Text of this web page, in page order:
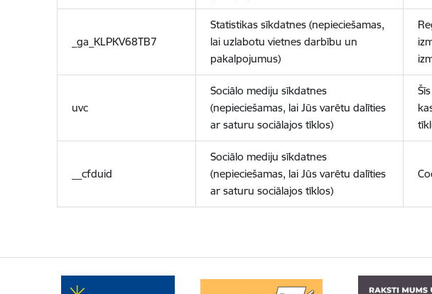
_ga_KLPKV68TB7
Statistikas sīkdatnes (nepieciešamas,
lai uzlabotu vietnes darbību un
pakalpojumus)
uvc
Sociālo mediju sīkdatnes
(nepieciešamas, lai Jūs varētu dalīties
ar saturu sociālajos tīklos)
__cfduid
Sociālo mediju sīkdatnes
(nepieciešamas, lai Jūs varētu dalīties
ar saturu sociālajos tīklos)